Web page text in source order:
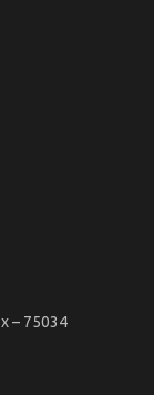
– 75034